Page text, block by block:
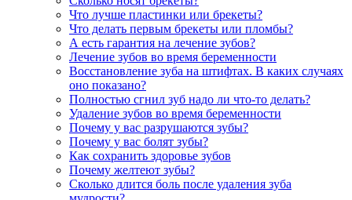
Что лучше пластинки или брекеты?
Что делать первым брекеты или пломбы?
А есть гарантия на лечение зубов?
Лечение зубов во время беременности
Восстановление зуба на штифтах. В каких случаях
оно показано?
Полностью сгнил зуб надо ли что-то делать?
Удаление зубов во время беременности
Почему у вас разрушаются зубы?
Почему у вас болят зубы?
Как сохранить здоровье зубов
Почему желтеют зубы?
Сколько длится боль после удаления зуба